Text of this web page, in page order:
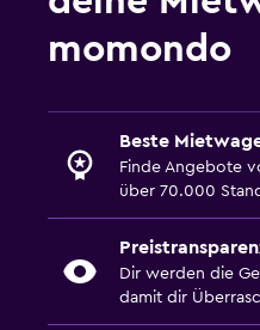
momondo
Beste
Finde Angebote
über 70.000
Dir werden die
damit dir